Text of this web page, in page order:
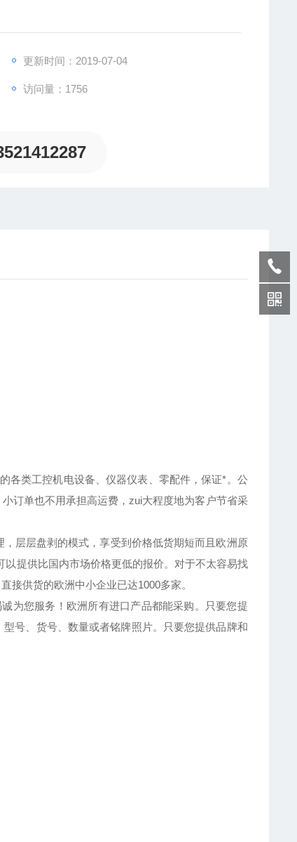
更新时间：2019-07-04
访问量：1756
各类工控机电设备、仪器仪表、零配件，保证*。公
订单也不用承担高运费，zui大程度地为客户节省采
层层盘剥的模式，享受到价格低货期短而且欧洲原
提供比国内市场价格更低的报价。对于不太容易找
接供货的欧洲中小企业已达1000多家。
为您服务！欧洲所有进口产品都能采购。只要您提
号、货号、数量或者铭牌照片。只要您提供品牌和